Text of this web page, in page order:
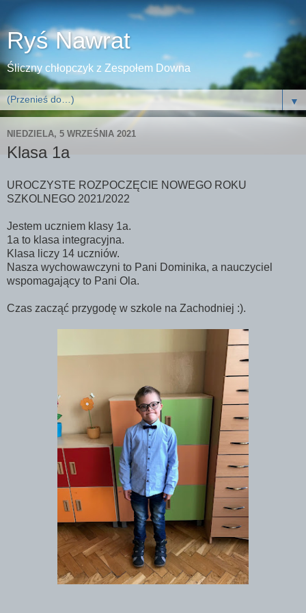
Ryś Nawrat
Śliczny chłopczyk z Zespołem Downa
▼
NIEDZIELA, 5 WRZEŚNIA 2021
Klasa 1a
UROCZYSTE ROZPOCZĘCIE NOWEGO ROKU
SZKOLNEGO 2021/2022
Jestem uczniem klasy 1a.
1a to klasa integracyjna.
Klasa liczy 14 uczniów.
Nasza wychowawczyni to Pani Dominika, a nauczyciel
wspomagający to Pani Ola.
Czas zacząć przygodę w szkole na Zachodniej :).